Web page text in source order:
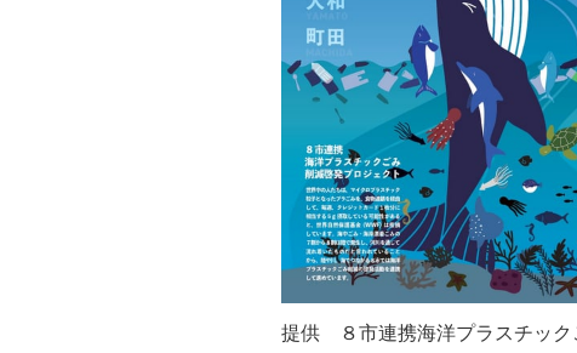
提供 ８市連携海洋プラスチック